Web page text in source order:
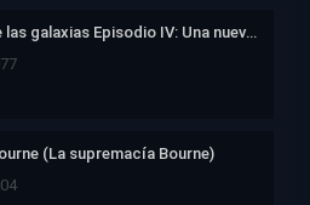
La guerra de las galaxias Episodio IV: Una nueva esperanza
(La supremacía Bourne)